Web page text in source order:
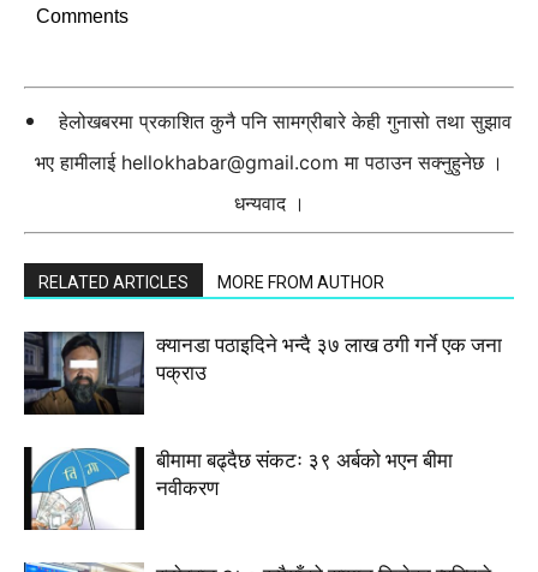
Comments
हेलोखबरमा प्रकाशित कुनै पनि सामग्रीबारे केही गुनासो तथा सुझाव
भए हामीलाई hellokhabar@gmail.com मा पठाउन सक्नुहुनेछ ।
धन्यवाद ।
RELATED ARTICLES MORE FROM AUTHOR
क्यानडा पठाइदिने भन्दै ३७ लाख ठगी गर्ने एक जना
पक्राउ
बीमामा बढ्दैछ संकटः ३९ अर्बको भएन बीमा
नवीकरण